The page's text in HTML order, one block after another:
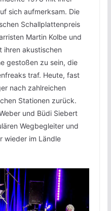
sich aufmerksam. Die
Schallplattenpreis
Martin Kolbe und
ihren akustischen
gestoßen zu sein, die
traf. Heute, fast
nach zahlreichen
Stationen zurück.
und Büdi Siebert
Wegbegleiter und
wieder im Ländle